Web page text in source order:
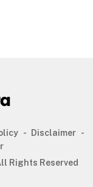
Disclaimer
Rights Reserved